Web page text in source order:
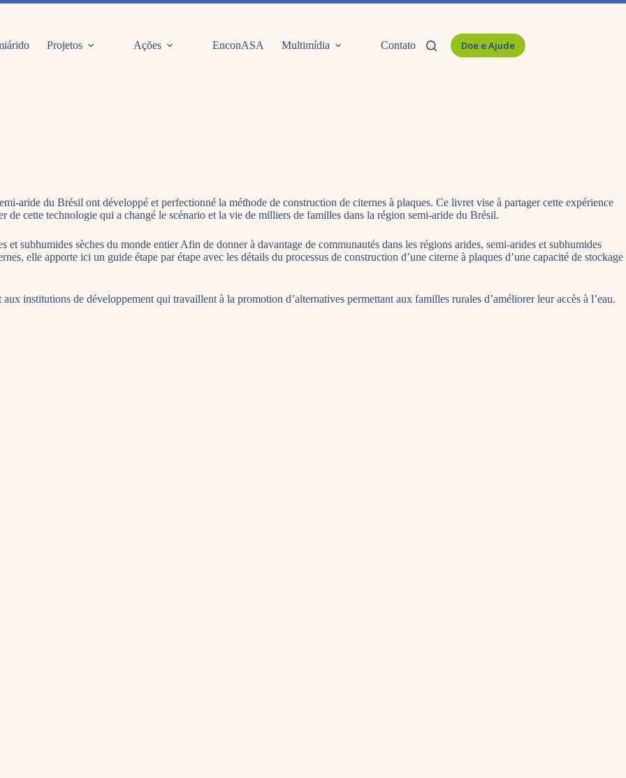
Projetos Ações EnconASA Multimídia Contato Doe e Ajude
aride du Brésil ont développé et perfectionné la méthode de construction de citernes à plaques. Ce livret vise à partager cette expérience
de cette technologie qui a changé le scénario et la vie de milliers de familles dans la région semi-aride du Brésil.
subhumides sèches du monde entier Afin de donner à davantage de communautés dans les régions arides, semi-arides et subhumides
elle apporte ici un guide étape par étape avec les détails du processus de construction d’une citerne à plaques d’une capacité de stockage
institutions de développement qui travaillent à la promotion d’alternatives permettant aux familles rurales d’améliorer leur accès à l’eau.